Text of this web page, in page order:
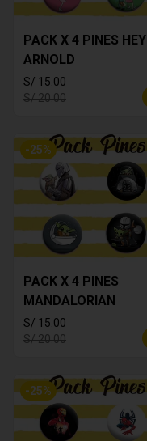
PACK X 4 PINES HEY
ARNOLD
S/ 15.00
S/ 20.00
-25%
PACK X 4 PINES
MANDALORIAN
S/ 15.00
S/ 20.00
-25%